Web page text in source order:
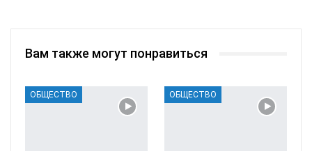
Вам также могут понравиться
ОБЩЕСТВО ОБЩЕСТВО